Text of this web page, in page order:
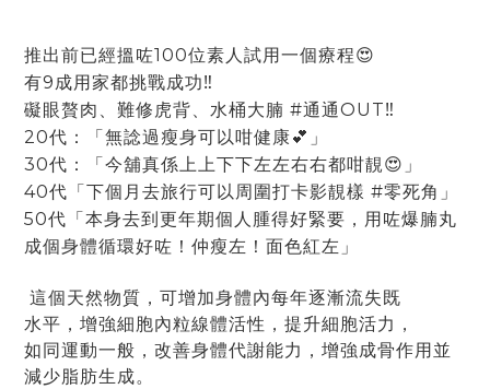
推出前已經搵咗100位素人試用一個療程😍
有9成用家都挑戰成功‼️
礙眼贅肉、難修虎背、水桶大腩 #通通OUT‼️
20代：「無諗過瘦身可以咁健康💕」
30代：「今舖真係上上下下左左右右都咁靚😍」
40代「下個月去旅行可以周圍打卡影靚樣 #零死角」
50代「本身去到更年期個人腫得好緊要，用咗爆腩丸
成個身體循環好咗！仲瘦左！面色紅左」
這個天然物質，可增加⾝體內每年逐漸流失既
⽔平，增強細胞內粒線體活性，提升細胞活⼒，
如同運動⼀般，改善⾝體代謝能⼒，增強成⾻作⽤並
減少脂肪⽣成。